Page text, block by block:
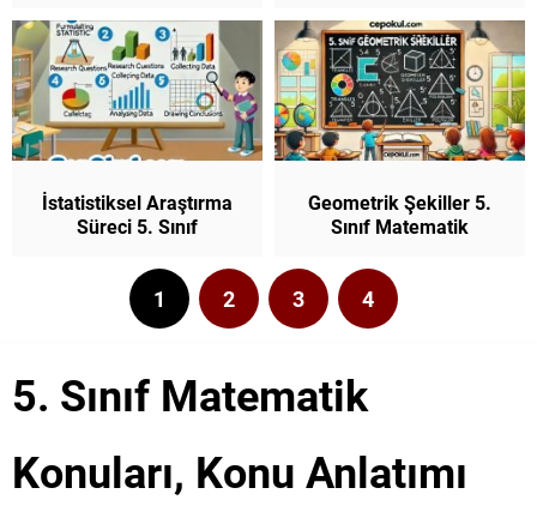
İstatistiksel Araştırma
Süreci 5. Sınıf
Geometrik Şekiller 5.
Sınıf Matematik
1 2 3 4
5. Sınıf Matematik
Konuları, Konu Anlatımı